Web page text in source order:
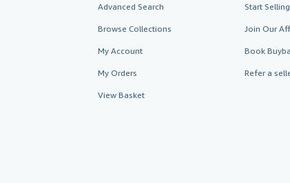
Advanced Search
Browse Collections
My Account
My Orders
View Basket
Start Selling
Join Our
Book
Refer a